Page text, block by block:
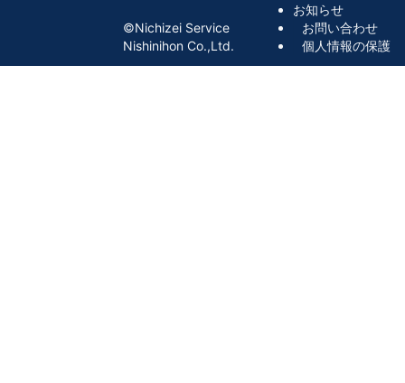
©︎Nichizei Service
Nishinihon Co.,Ltd.
お知らせ
お問い合わせ
個人情報の保護